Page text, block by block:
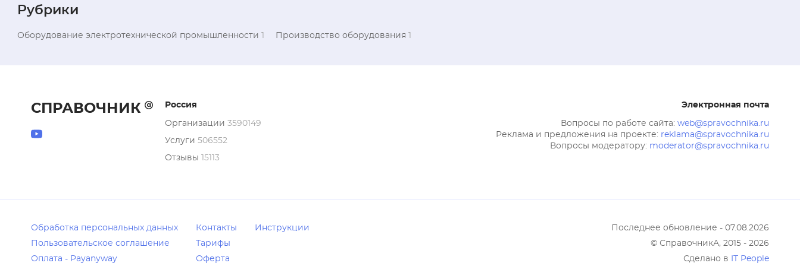
Рубрики
Оборудование электротехнической промышленности Производство оборудования
СПРАВОЧНИК Россия
Организации 3590149
Услуги 506552
Отзывы 15113
Электронная почта
Вопросы по работе сайта: web@spravochnika.ru
Реклама и предложения на проекте: reklama@spravochnika.ru
Вопросы модератору: moderator@spravochnika.ru
Обработка персональных данных
Пользовательское соглашение
Оплата - Payanyway
Контакты
Тарифы
Оферта
Инструкции
Последнее обновление - 07.08.2026
© СправочникА, 2015 - 2026
Сделано в
IT People